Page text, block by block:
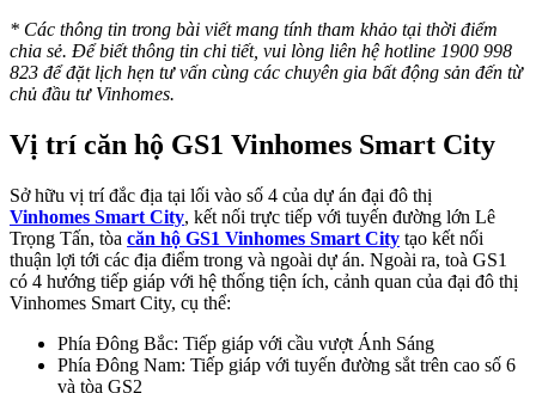
* Các thông tin trong bài viết mang tính tham khảo tại thời điểm
chia sẻ. Để biết thông tin chi tiết, vui lòng liên hệ hotline 1900 998
823 để đặt lịch hẹn tư vấn cùng các chuyên gia bất động sản đến từ
chủ đầu tư Vinhomes.
Vị trí căn hộ GS1 Vinhomes Smart City
Sở hữu vị trí đắc địa tại lối vào số 4 của dự án đại đô thị
Vinhomes Smart City, kết nối trực tiếp với tuyến đường lớn Lê
Trọng Tấn, tòa căn hộ GS1 Vinhomes Smart City tạo kết nối
thuận lợi tới các địa điểm trong và ngoài dự án. Ngoài ra, toà GS1
có 4 hướng tiếp giáp với hệ thống tiện ích, cảnh quan của đại đô thị
Vinhomes Smart City, cụ thể:
Phía Đông Bắc: Tiếp giáp với cầu vượt Ánh Sáng
Phía Đông Nam: Tiếp giáp với tuyến đường sắt trên cao số 6
và tòa GS2